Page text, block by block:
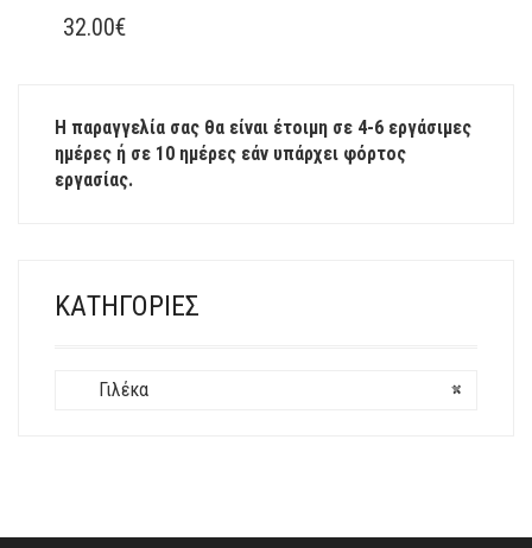
ΤΟ
ΠΑΡΑΛΛΑΓΈΣ.
ΟΙ
ΕΠΙΛΟΓΈΣ
ΣΕΛΊΔΑ
32.00€
Η παραγγελία σας θα είναι έτοιμη σε 4-6 εργάσιμες
ημέρες ή σε 10 ημέρες εάν υπάρχει φόρτος
εργασίας.
ΚΑΤΗΓΟΡΊΕΣ
×
Γιλέκα